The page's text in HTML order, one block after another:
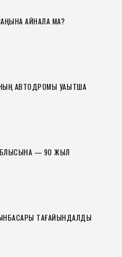
АЙНАЛА МА?
АВТОДРОМЫ УАҚЫТША
ОБЛЫСЫНА — 90 ЖЫЛ
ТАҒАЙЫНДАЛДЫ